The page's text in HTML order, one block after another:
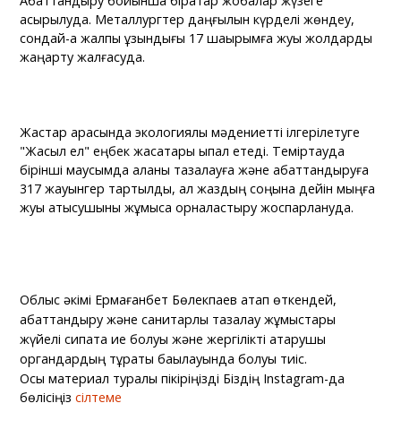
асырылуда. Металлургтер даңғылын күрделі жөндеу,
сондай-ақ жалпы ұзындығы 17 шақырымға жуық жолдарды
жаңарту жалғасуда.
Жастар арасында экологиялық мәдениетті ілгерілетуге
"Жасыл ел" еңбек жасақтары ықпал етеді. Теміртауда
бірінші маусымда қаланы тазалауға және абаттандыруға
317 жауынгер тартылды, ал жаздың соңына дейін мыңға
жуық қатысушыны жұмысқа орналастыру жоспарлануда.
Облыс әкімі Ермағанбет Бөлекпаев атап өткендей,
абаттандыру және санитарлық тазалау жұмыстары
жүйелі сипатқа ие болуы және жергілікті атқарушы
органдардың тұрақты бақылауында болуы тиіс.
Осы материал туралы пікіріңізді Біздің Instagram-да
бөлісіңіз сілтеме